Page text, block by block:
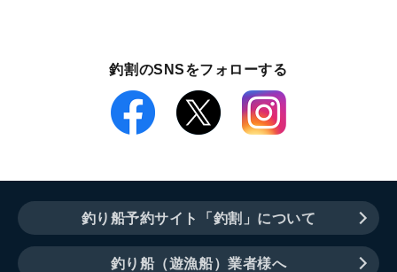
釣割のSNSをフォローする
釣り船予約サイト「釣割」について
釣り船（遊漁船）業者様へ